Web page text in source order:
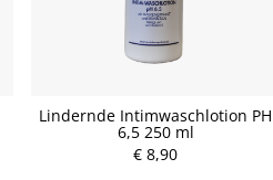
Lindernde Intimwaschlotion PH
6,5 250 ml
€ 8,90